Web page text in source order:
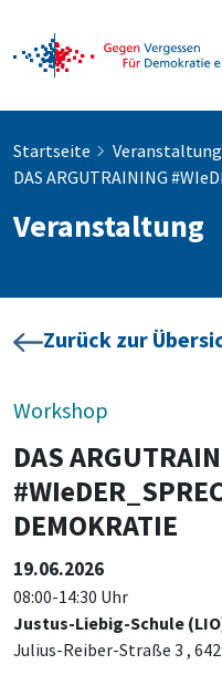
Startseite
DAS ARGUTRAINING
Veranstaltung
Zurück zur
Workshop
DAS
DEMOKRATIE
19.06.2026
08:00-14:30 Uhr
Justus-Liebig-Schule
Julius-Reiber-Straße 3 ,